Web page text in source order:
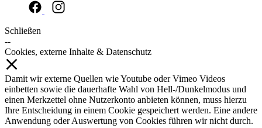
Schließen
--
Cookies, externe Inhalte & Datenschutz
Damit wir externe Quellen wie Youtube oder Vimeo Videos
einbetten sowie die dauerhafte Wahl von Hell-/Dunkelmodus und
einen Merkzettel ohne Nutzerkonto anbieten können, muss hierzu
Ihre Entscheidung in einem Cookie gespeichert werden. Eine andere
Anwendung oder Auswertung von Cookies führen wir nicht durch.